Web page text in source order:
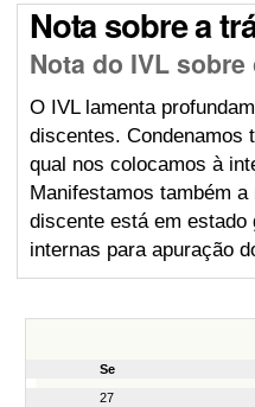
Nota sobre a
Nota do IVL sobre
O IVL lamenta
discentes. Condenamos
qual nos colocamos à
Manifestamos também
discente está em
internas para apuração
Se
27